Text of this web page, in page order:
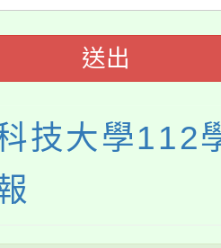
送出
技大學112